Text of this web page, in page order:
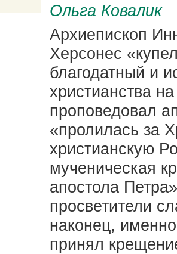
Ольга Ковалик
Архиепископ
Херсонес
благодатный и
христианства
проповедовал
«пролилась за
христианскую
мученическая
апостола
просветители
наконец,
принял